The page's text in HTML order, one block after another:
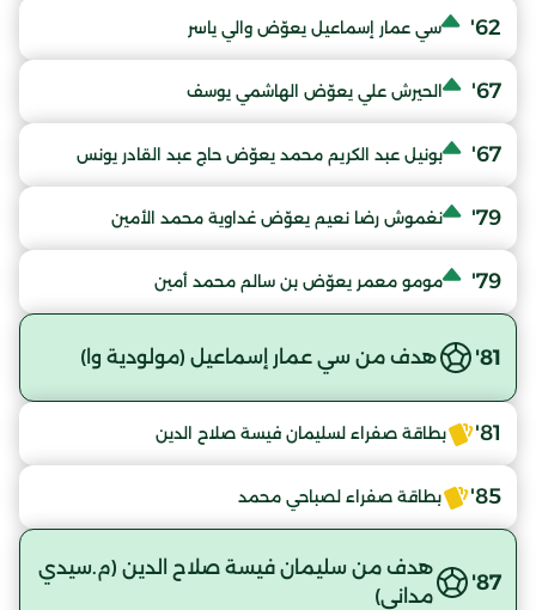
62' سي عمار إسماعيل يعوّض والي ياسر
67' الحيرش علي يعوّض الهاشمي يوسف
67' بونيل عبد الكريم محمد يعوّض حاج عبد القادر يونس
79' نغموش رضا نعيم يعوّض غداوية محمد الأمين
79' مومو معمر يعوّض بن سالم محمد أمين
81' هدف من سي عمار إسماعيل (مولودية وا)
81' بطاقة صفراء لسليمان فيسة صلاح الدين
85' بطاقة صفراء لصباحي محمد
87'
هدف من سليمان فيسة صلاح الدين (م.سيدي
مداني)